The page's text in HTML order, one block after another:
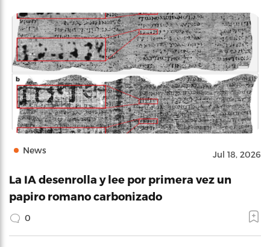
News Jul 18, 2026
La IA desenrolla y lee por primera vez un
papiro romano carbonizado
0